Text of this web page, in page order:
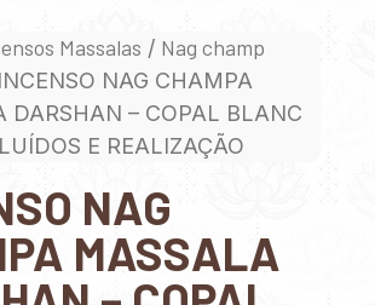
Massalas / Nag champ
NAG CHAMPA
DARSHAN – COPAL BLANC
E REALIZAÇÃO
NAG
MASSALA